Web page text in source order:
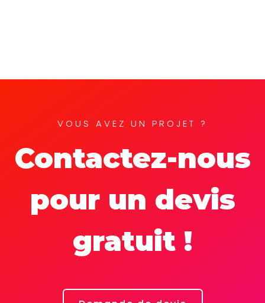
VOUS AVEZ UN PROJET ?
Contactez-nous
pour un devis
gratuit !